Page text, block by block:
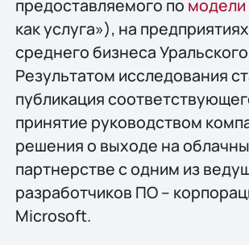
предоставляемого по модели
как услуга»), на
среднего бизнеса
Результатом исследования
публикация
принятие руководством
решения о выходе на
партнерстве с одним из
разработчиков ПО –
Microsoft.